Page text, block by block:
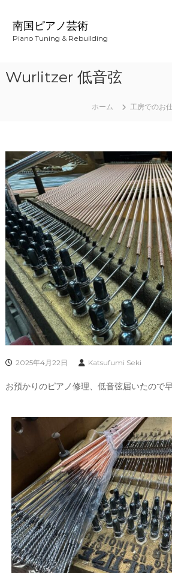
ス
南国ピアノ芸術
Piano Tuning & Rebuilding
Wurlitzer 低音弦
ホーム 工房でのお
2025年4月22日 Katsufumi Seki
お預かりのピアノ修理、低音弦届いたので